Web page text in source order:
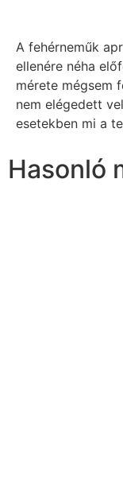
A fehérneműk
ellenére néha
mérete mégsem
nem elégedett
esetekben mi a
Hasonló